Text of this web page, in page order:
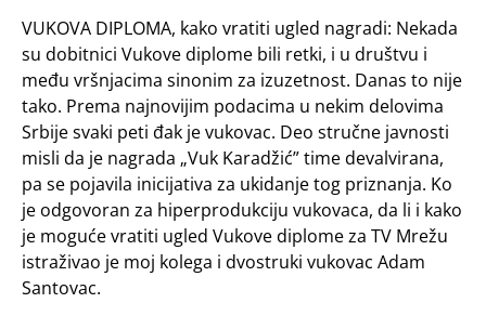
VUKOVA DIPLOMA, kako vratiti ugled nagradi: Nekada
su dobitnici Vukove diplome bili retki, i u društvu i
među vršnjacima sinonim za izuzetnost. Danas to nije
tako. Prema najnovijim podacima u nekim delovima
Srbije svaki peti đak je vukovac. Deo stručne javnosti
misli da je nagrada „Vuk Karadžić” time devalvirana,
pa se pojavila inicijativa za ukidanje tog priznanja. Ko
je odgovoran za hiperprodukciju vukovaca, da li i kako
je moguće vratiti ugled Vukove diplome za TV Mrežu
istraživao je moj kolega i dvostruki vukovac Adam
Santovac.